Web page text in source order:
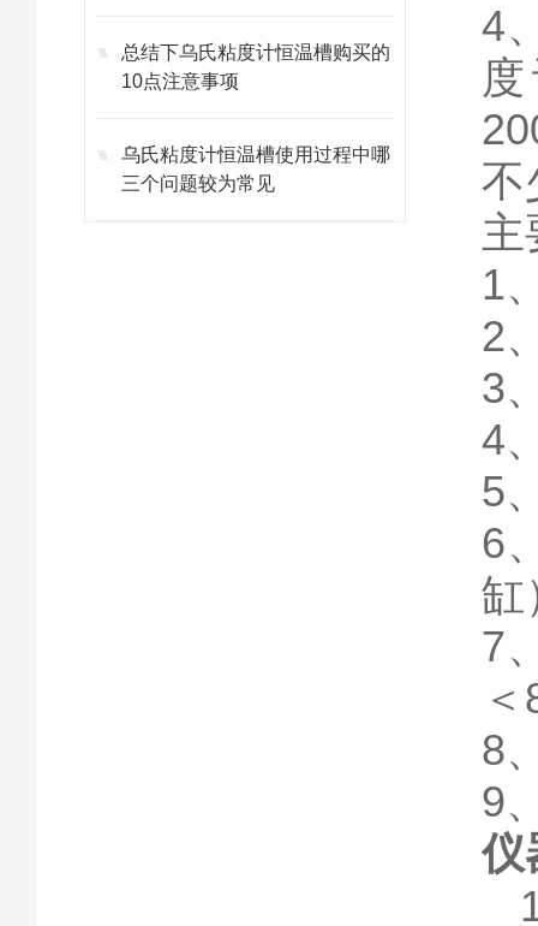
总结下乌氏粘度计恒温槽购买的
10点注意事项
乌氏粘度计恒温槽使用过程中哪
三个问题较为常见
4
不
主
1
2
3
4
5
6
缸
7
8
9
仪